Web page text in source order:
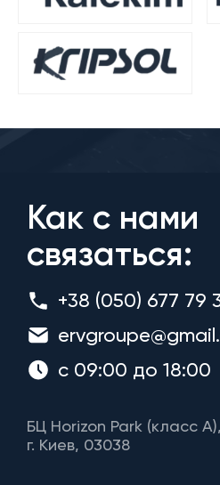
Как с нами
связаться:
+38 (050) 677 79
с 09:00 до 18:00
БЦ Horizon Park (класс
г. Киев, 03038